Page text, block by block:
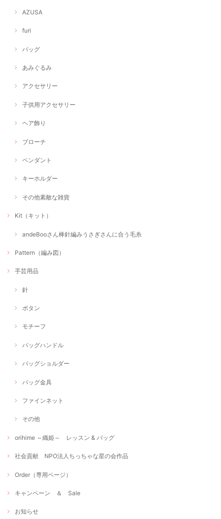
AZUSA
furi
バッグ
あみぐるみ
アクセサリー
子供用アクセサリー
ヘア飾り
ブローチ
ペンダント
キーホルダー
その他素敵な雑貨
Kit（キット）
andeBooさん棒針編みうさぎさんに合う毛糸
Pattern（編み図）
手芸用品
針
ボタン
モチーフ
バッグハンドル
バッグショルダー
バッグ金具
ファインネット
その他
orihime ～織姫～ レッスン & バッグ
社会貢献 NPO法人ちっちゃな星の会作品
Order（専用ページ）
キャンペーン ＆ Sale
お知らせ